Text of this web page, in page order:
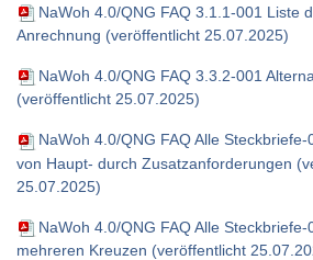
NaWoh 4.0/QNG FAQ 3.1.1-001 Liste
Anrechnung (veröffentlicht 25.07.2025)
NaWoh 4.0/QNG FAQ 3.3.2-001
(veröffentlicht 25.07.2025)
NaWoh 4.0/QNG FAQ Alle
von Haupt- durch Zusatzanforderungen
25.07.2025)
NaWoh 4.0/QNG FAQ Alle
mehreren Kreuzen (veröffentlicht